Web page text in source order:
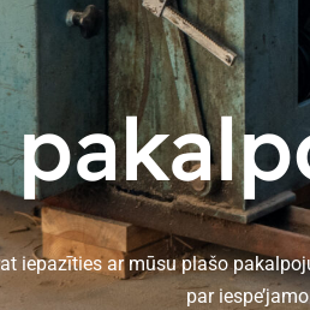
iepazīties ar mūsu plašo
par